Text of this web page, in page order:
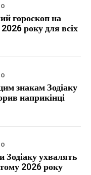
гороскоп на
року для всіх
знакам Зодіаку
наприкінці
Зодіаку ухвалять
2026 року